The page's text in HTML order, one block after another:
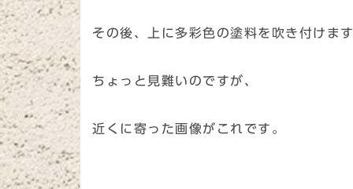
その後、上に多彩色の塗料を吹き付けま
ちょっと見難いのですが、
近くに寄った画像がこれです。